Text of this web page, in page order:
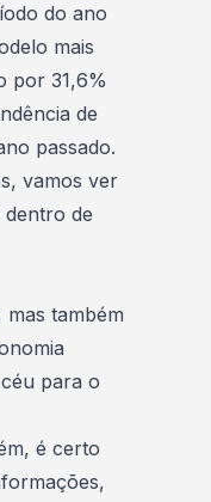
do ano
mais
por 31,6%
de
passado.
vamos ver
de
mas também
para o
é certo